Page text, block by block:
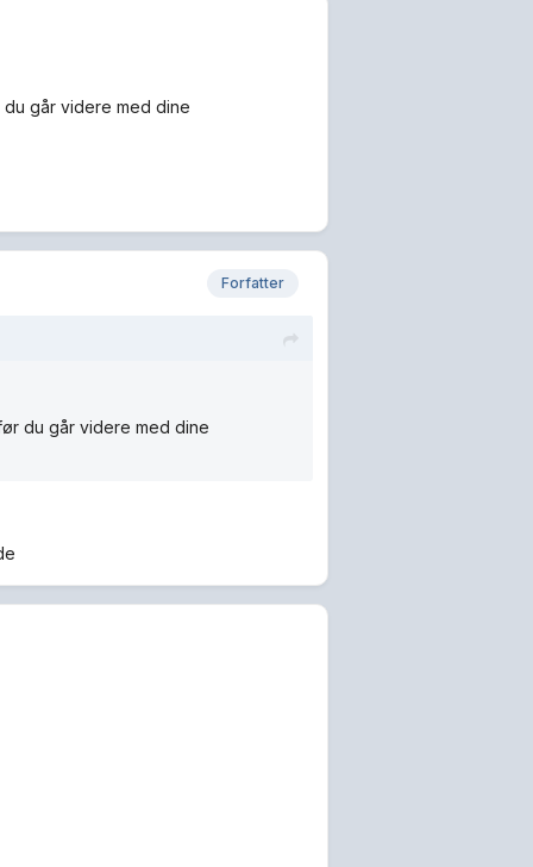
går videre med dine
Forfatter
du går videre med dine